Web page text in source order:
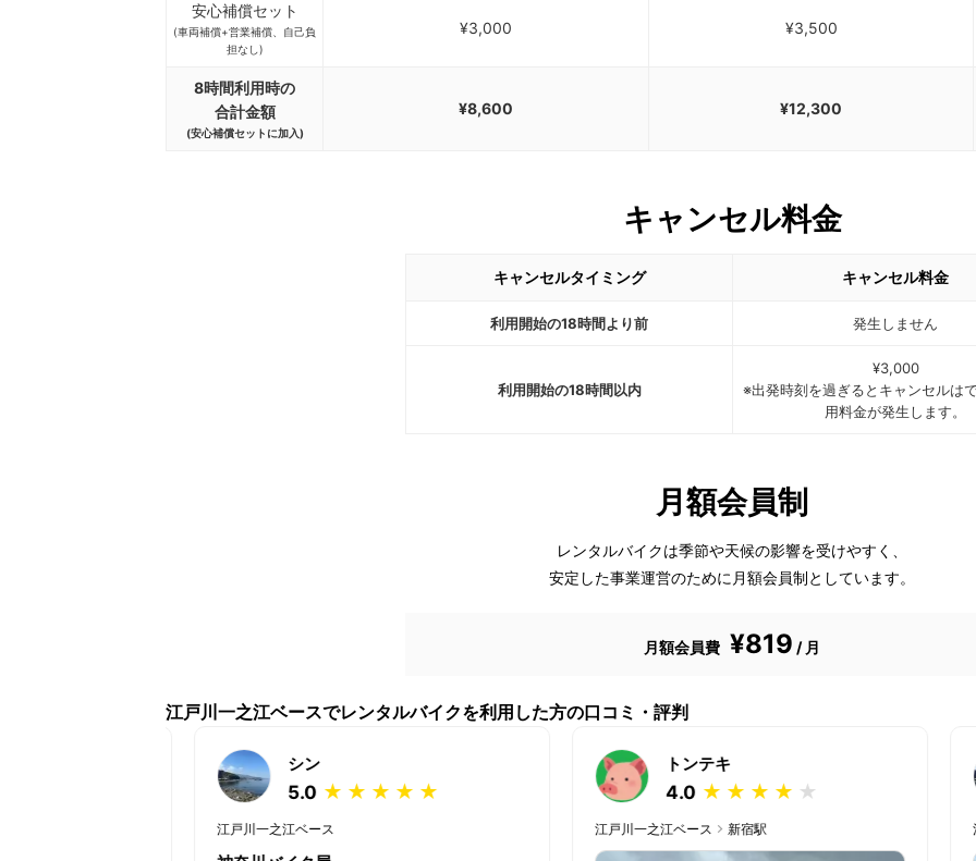
安心補償セット
(車両補償+営業補償、自己負
担なし)
¥3,000 ¥3,500
8時間利用時の
合計金額
(安心補償セットに加入)
¥8,600 ¥12,300
キャンセル料金
キャンセルタイミング キャンセル料金
利用開始の18時間より前 発生しません
利用開始の18時間以内
¥3,000
※出発時刻を過ぎるとキャンセルは
用料金が発生します。
月額会員制
レンタルバイクは季節や天候の影響を受けやすく、
安定した事業運営のために月額会員制としています。
月額会員費 ¥819 / 月
江戸川一之江ベースでレンタルバイクを利用した方の口コミ・評判
シン
5.0 ★
★
★
★
★
江戸川一之江ベース
トンテキ
4.0 ★
★
★
★
★
江戸川一之江ベース 新宿駅 江